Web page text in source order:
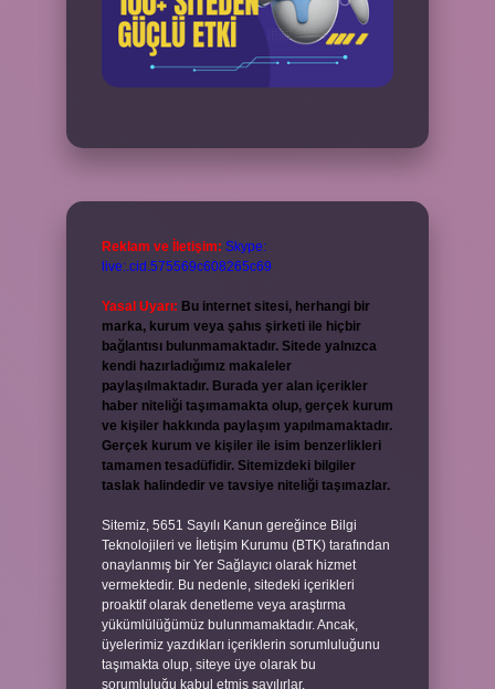
Reklam ve İletişim: Skype:
live:.cid.575569c608265c69
Yasal Uyarı: Bu internet sitesi, herhangi bir
marka, kurum veya şahıs şirketi ile hiçbir
bağlantısı bulunmamaktadır. Sitede yalnızca
kendi hazırladığımız makaleler
paylaşılmaktadır. Burada yer alan içerikler
haber niteliği taşımamakta olup, gerçek kurum
ve kişiler hakkında paylaşım yapılmamaktadır.
Gerçek kurum ve kişiler ile isim benzerlikleri
tamamen tesadüfidir. Sitemizdeki bilgiler
taslak halindedir ve tavsiye niteliği taşımazlar.
Sitemiz, 5651 Sayılı Kanun gereğince Bilgi
Teknolojileri ve İletişim Kurumu (BTK) tarafından
onaylanmış bir Yer Sağlayıcı olarak hizmet
vermektedir. Bu nedenle, sitedeki içerikleri
proaktif olarak denetleme veya araştırma
yükümlülüğümüz bulunmamaktadır. Ancak,
üyelerimiz yazdıkları içeriklerin sorumluluğunu
taşımakta olup, siteye üye olarak bu
sorumluluğu kabul etmiş sayılırlar.